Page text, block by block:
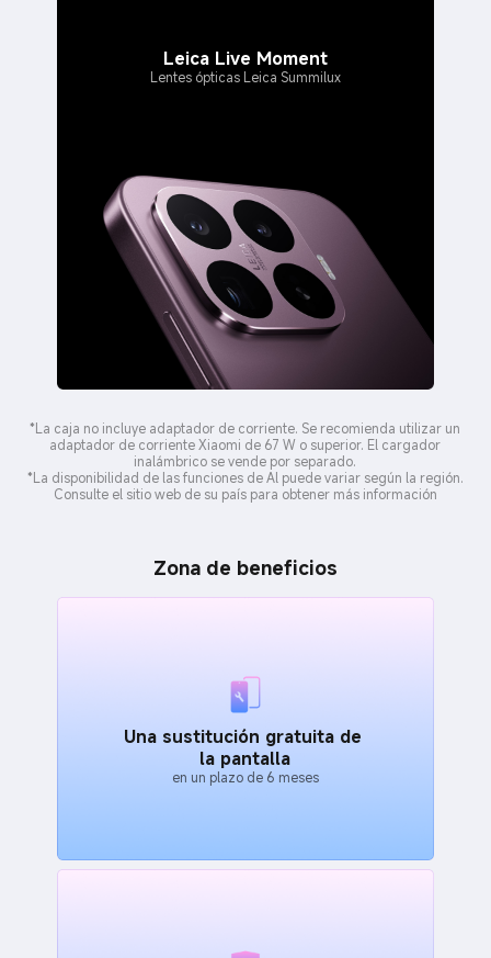
Leica Live Moment
Lentes ópticas Leica Summilux
*La caja no incluye adaptador de corriente. Se recomienda utilizar un
adaptador de corriente Xiaomi de 67 W o superior. El cargador
inalámbrico se vende por separado.
*La disponibilidad de las funciones de Al puede variar según la región.
Consulte el sitio web de su país para obtener más información
Zona de beneficios
Una sustitución gratuita de
la pantalla
en un plazo de 6 meses